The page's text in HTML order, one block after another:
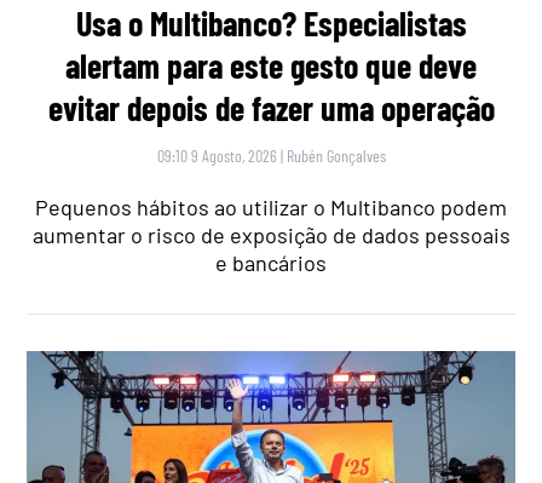
Usa o Multibanco? Especialistas
alertam para este gesto que deve
evitar depois de fazer uma operação
09:10 9 Agosto, 2026 | Rubén Gonçalves
Pequenos hábitos ao utilizar o Multibanco podem
aumentar o risco de exposição de dados pessoais
e bancários